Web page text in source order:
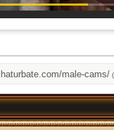
male-cams/(1)|